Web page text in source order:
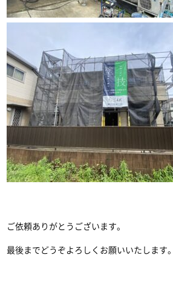
ご依頼ありがとうございます。
最後までどうぞよろしくお願いいたします。